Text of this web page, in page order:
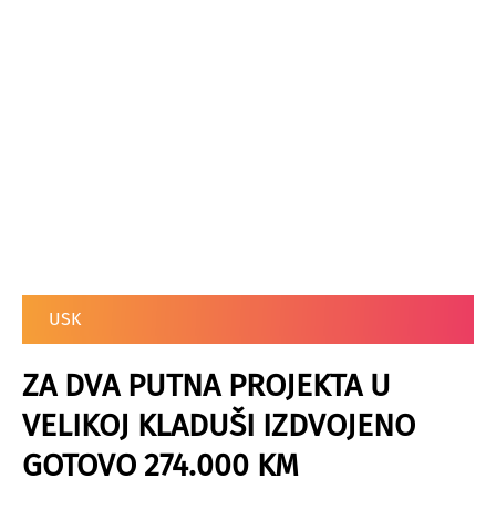
USK
ZA DVA PUTNA PROJEKTA U
VELIKOJ KLADUŠI IZDVOJENO
GOTOVO 274.000 KM